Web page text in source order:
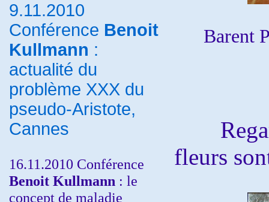
9.11.2010
Conférence Benoit
Kullmann :
actualité du
problème XXX du
pseudo-Aristote,
Cannes
16.11.2010 Conférence
Benoit Kullmann : le
concept de maladie
Barent
fleurs